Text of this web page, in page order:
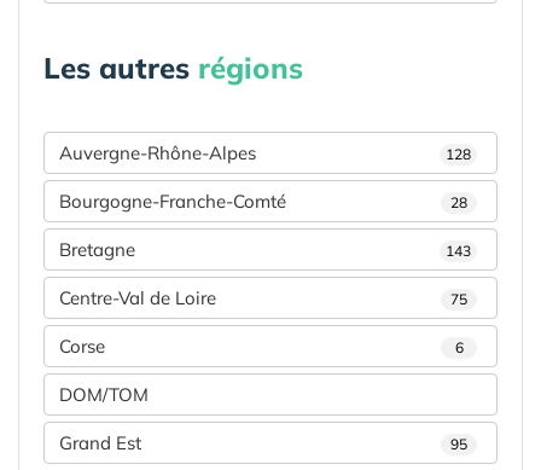
Les autres régions
Auvergne-Rhône-Alpes 128
Bourgogne-Franche-Comté 28
Bretagne 143
Centre-Val de Loire 75
Corse 6
DOM/TOM
Grand Est 95